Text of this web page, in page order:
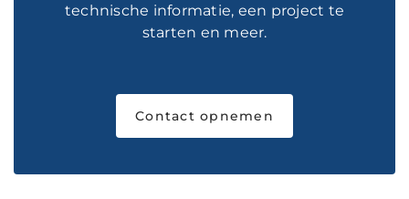
technische informatie, een project te
starten en meer.
Contact opnemen